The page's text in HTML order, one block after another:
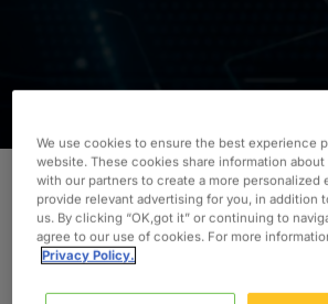
Une expertise sur les
We use cookies to ensure the best experience
website. These cookies share information
with our partners to create a more personalized
provide relevant advertising for you, in addition
us. By clicking “OK,got it” or continuing to
agree to our use of cookies. For more
Privacy Policy.